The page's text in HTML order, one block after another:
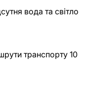
вода та світло
транспорту 10